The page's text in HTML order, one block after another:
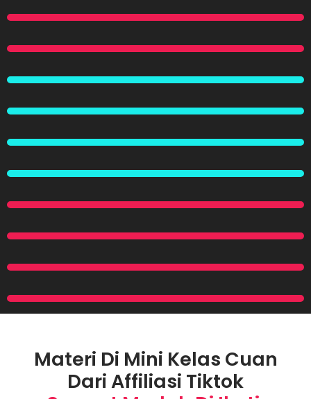
Materi Di Mini Kelas Cuan
Dari Affiliasi Tiktok